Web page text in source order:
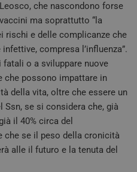
che nascondono forse
ma soprattutto “la
rischi e delle complicanze che
compresa l’influenza”.
o a sviluppare nuove
che possono impattare in
della vita, oltre che essere un
se si considera che, già
il 40% circa del
che se il peso della cronicità
alle il futuro e la tenuta del